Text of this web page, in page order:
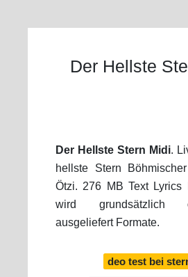
Der Hellste
Der Hellste Stern Midi.
hellste Stern
Ötzi. 276 MB Text Lyrics
wird grundsätzlich
ausgeliefert Formate.
deo test bei